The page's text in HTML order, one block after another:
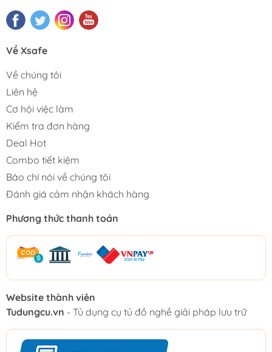
Về Xsafe
Về chúng tôi
Liên hệ
Cơ hội việc làm
Kiểm tra đơn hàng
Deal Hot
Combo tiết kiệm
Báo chí nói về chúng tôi
Đánh giá cảm nhận khách hàng
Phương thức thanh toán
Website thành viên
Tudungcu.vn - Tủ dụng cụ tủ đồ nghề giải pháp lưu trữ